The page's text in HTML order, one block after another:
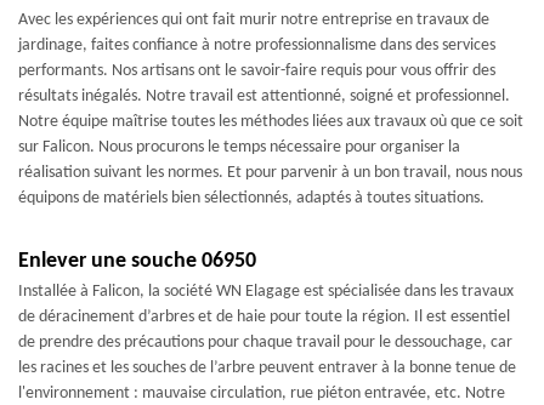
Avec les expériences qui ont fait murir notre entreprise en travaux de
jardinage, faites confiance à notre professionnalisme dans des services
performants. Nos artisans ont le savoir-faire requis pour vous offrir des
résultats inégalés. Notre travail est attentionné, soigné et professionnel.
Notre équipe maîtrise toutes les méthodes liées aux travaux où que ce soit
sur Falicon. Nous procurons le temps nécessaire pour organiser la
réalisation suivant les normes. Et pour parvenir à un bon travail, nous nous
équipons de matériels bien sélectionnés, adaptés à toutes situations.
Enlever une souche 06950
Installée à Falicon, la société WN Elagage est spécialisée dans les travaux
de déracinement d’arbres et de haie pour toute la région. Il est essentiel
de prendre des précautions pour chaque travail pour le dessouchage, car
les racines et les souches de l’arbre peuvent entraver à la bonne tenue de
l'environnement : mauvaise circulation, rue piéton entravée, etc. Notre